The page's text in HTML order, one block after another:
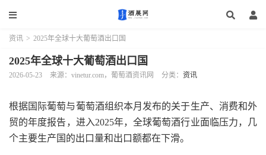
资讯 > 2025年全球十大葡萄酒出口国
2025年全球十大葡萄酒出口国
2026-05-23 来源：vinetur.com，葡萄酒资讯网 分类： 资讯
根据国际葡萄与葡萄酒组织本月发布的关于生产、消费和外
贸的年度报告，进入2025年，全球葡萄酒行业面临压力，几
个主要生产国的出口量和出口额都在下滑。